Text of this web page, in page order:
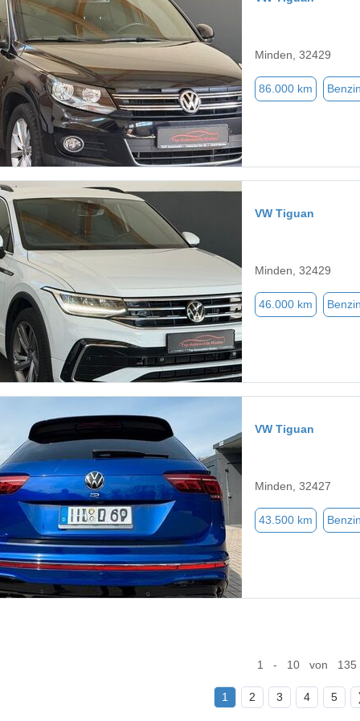
Minden, 32429
86.000 km
VW Tiguan
Minden, 32429
46.000 km
VW Tiguan
Minden, 32427
43.500 km
1 - 10 von 135
1 2 3 4 5